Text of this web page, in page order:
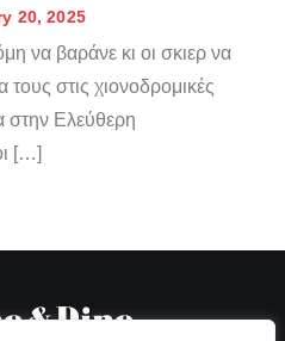
20, 2025
να βαράνε κι οι σκιερ να
τους στις χιονοδρομικές
στην Ελεύθερη
[…]